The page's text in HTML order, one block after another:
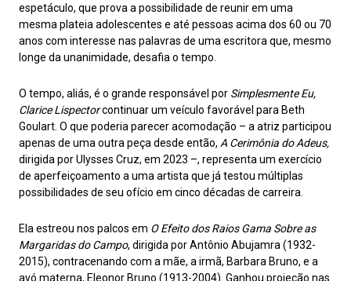
espetáculo, que prova a possibilidade de reunir em uma
mesma plateia adolescentes e até pessoas acima dos 60 ou 70
anos com interesse nas palavras de uma escritora que, mesmo
longe da unanimidade, desafia o tempo.
O tempo, aliás, é o grande responsável por Simplesmente Eu,
Clarice Lispectorcontinuar um veículo favorável para Beth
Goulart. O que poderia parecer acomodação – a atriz participou
apenas de uma outra peça desde então, A Cerimônia do Adeus,
dirigida por Ulysses Cruz, em 2023 –, representa um exercício
de aperfeiçoamento a uma artista que já testou múltiplas
possibilidades de seu ofício em cinco décadas de carreira.
Ela estreou nos palcos em O Efeito dos Raios Gama Sobre as
Margaridas do Campo, dirigida por Antônio Abujamra (1932-
2015), contracenando com a mãe, a irmã, Barbara Bruno, e a
avó materna, Eleonor Bruno (1913-2004). Ganhou projeção nas